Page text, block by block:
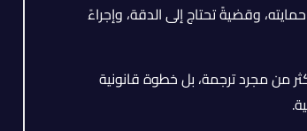
وقضيةً تحتاج إلى الدقة، وإجراءً
من مجرد ترجمة، بل خطوة قانونية